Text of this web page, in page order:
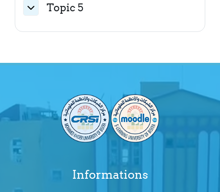
Replier
Topic 5
Informations